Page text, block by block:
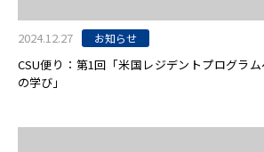
2024.12.27 お知らせ
CSU便り：第1回「米国レジデントプログラ
の学び」